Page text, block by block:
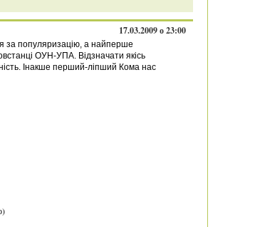
17.03.2009 о 23:00
за популяризацію, а найперше
ОУН-УПА. Відзначати якісь
Інакше перший-ліпший Кома нас